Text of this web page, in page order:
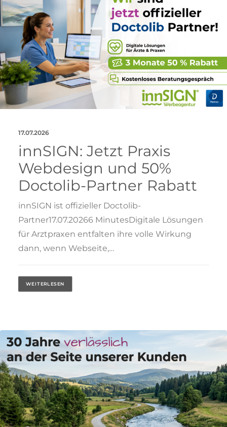
17.07.2026
innSIGN: Jetzt Praxis
Webdesign und 50%
Doctolib-Partner Rabatt
innSIGN ist offizieller Doctolib-
Partner17.07.20266 MinutesDigitale Lösungen
für Arztpraxen entfalten ihre volle Wirkung
dann, wenn Webseite,…
WEITERLESEN